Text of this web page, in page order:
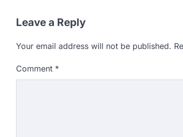
Leave a Reply
Your email address will not be published.
Comment *